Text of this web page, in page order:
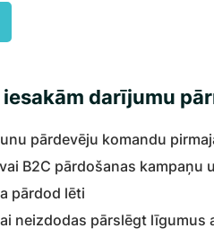
darījumu
pārdevēju komandu
B2C pārdošanas
pārdod lēti
neizdodas pārslēgt līgumus